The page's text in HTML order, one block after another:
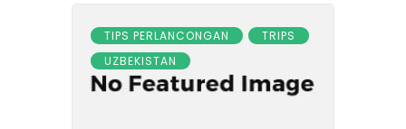
TIPS PERLANCONGAN
TRIPS
UZBEKISTAN